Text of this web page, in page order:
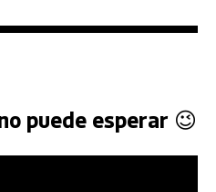
puede esperar 😉